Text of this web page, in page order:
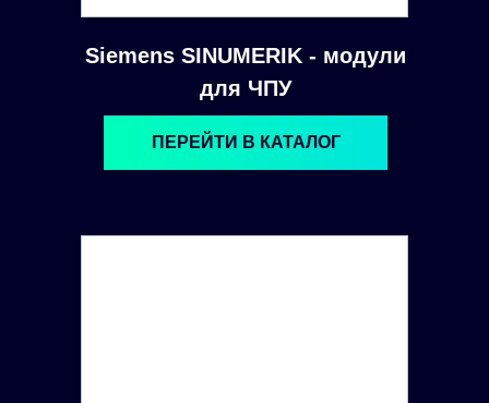
Siemens SINUMERIK - модули
для ЧПУ
ПЕРЕЙТИ В КАТАЛОГ